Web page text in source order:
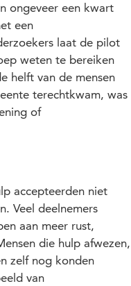
ongeveer een kwart
een
laat de pilot
weten te bereiken
helft van de mensen
terechtkwam, was
of
accepteerden niet
Veel deelnemers
aan meer rust,
die hulp afwezen,
zelf nog konden
van